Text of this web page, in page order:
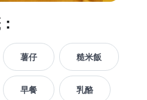
薯仔 糙米飯
早餐 乳酪